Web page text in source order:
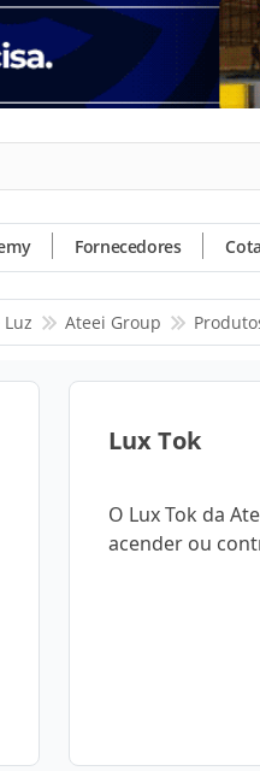
Fornecedores
Ateei Group
Lux Tok
O Lux Tok da
acender ou